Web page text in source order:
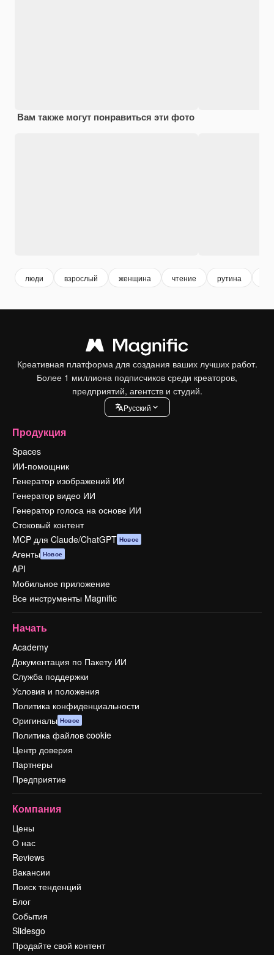
Вам также могут понравиться эти фото
люди взрослый женщина чтение рутина
Креативная платформа для создания ваших лучших работ.
Более 1 миллиона подписчиков среди креаторов,
предприятий, агентств и студий.
Pусский
Продукция
Spaces
ИИ-помощник
Генератор изображений ИИ
Генератор видео ИИ
Генератор голоса на основе ИИ
Стоковый контент
MCP для Claude/ChatGPT Новое
Агенты Новое
API
Мобильное приложение
Все инструменты Magnific
Начать
Academy
Документация по Пакету ИИ
Служба поддержки
Условия и положения
Политика конфиденциальности
Оригиналы Новое
Политика файлов cookie
Центр доверия
Партнеры
Предприятие
Компания
Цены
О нас
Reviews
Вакансии
Поиск тенденций
Блог
События
Slidesgo
Продайте свой контент